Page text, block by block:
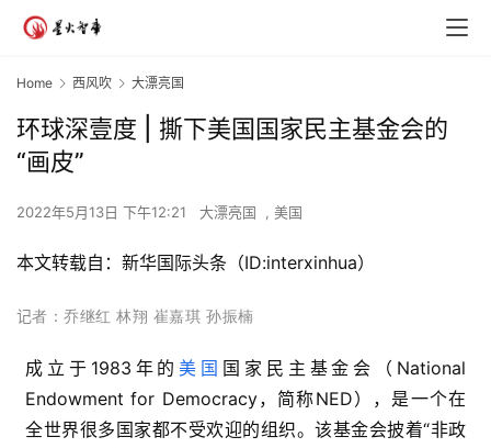
Home 西风吹 大漂亮国
环球深壹度 | 撕下美国国家民主基金会的
“画皮”
2022年5月13日 下午12:21 大漂亮国 , 美国
本文转载自：新华国际头条（ID:interxinhua）
记者：乔继红 林翔 崔嘉琪 孙振楠
成立于1983年的美国 国家民主基金会（National
Endowment for Democracy，简称NED），是一个在
全世界很多国家都不受欢迎的组织。该基金会披着“非政